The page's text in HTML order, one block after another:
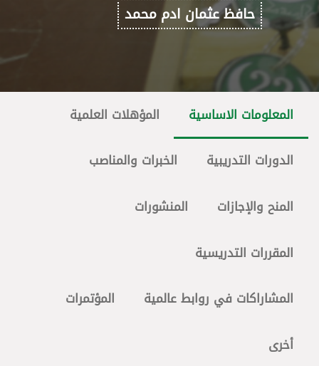
حافظ عثمان ادم محمد
المعلومات الاساسية المؤهلات العلمية
الدورات التدريبية الخبرات والمناصب
المنح والإجازات المنشورات
المقررات التدريسية
المشاراكات في روابط عالمية المؤتمرات
أخرى